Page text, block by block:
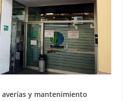
averías y mantenimiento